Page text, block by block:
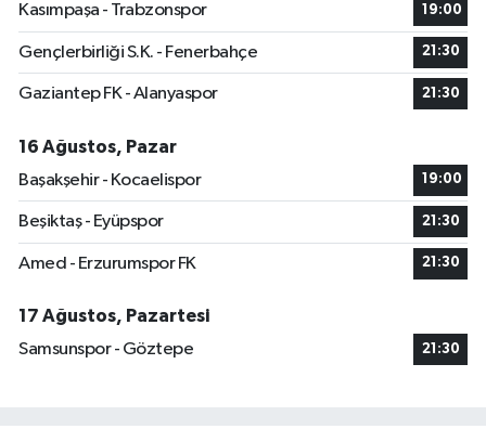
Kasımpaşa - Trabzonspor 19:00
Gençlerbirliği S.K. - Fenerbahçe 21:30
Gaziantep FK - Alanyaspor 21:30
16 Ağustos, Pazar
Başakşehir - Kocaelispor
19:00
Beşiktaş - Eyüpspor 21:30
Amed - Erzurumspor FK 21:30
17 Ağustos, Pazartesi
Samsunspor - Göztepe
21:30